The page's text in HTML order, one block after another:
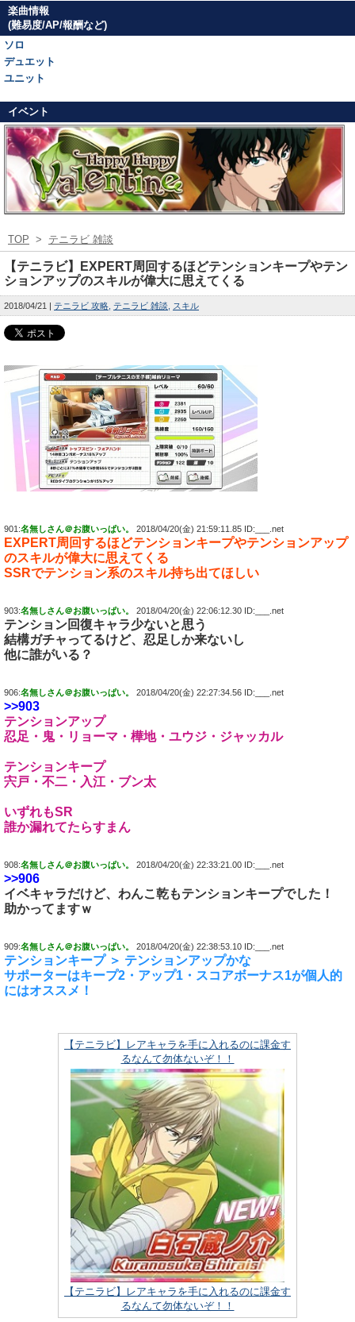
楽曲情報
(難易度/AP/報酬など)
ソロ
デュエット
ユニット
イベント
TOP > テニラビ 雑談
【テニラビ】EXPERT周回するほどテンションキープやテン
ションアップのスキルが偉大に思えてくる
2018/04/21 テニラビ 攻略 テニラビ 雑談 スキル
901:名無しさん＠お腹いっぱい。 2018/04/20(金) 21:59:11.85 ID:___.net
EXPERT周回するほどテンションキープやテンションアップ
のスキルが偉大に思えてくる
SSRでテンション系のスキル持ち出てほしい
903:名無しさん＠お腹いっぱい。 2018/04/20(金) 22:06:12.30 ID:___.net
テンション回復キャラ少ないと思う
結構ガチャってるけど、忍足しか来ないし
他に誰がいる？
906:名無しさん＠お腹いっぱい。 2018/04/20(金) 22:27:34.56 ID:___.net
>>903
テンションアップ
忍足・鬼・リョーマ・樺地・ユウジ・ジャッカル
テンションキープ
宍戸・不二・入江・ブン太
いずれもSR
誰か漏れてたらすまん
908:名無しさん＠お腹いっぱい。 2018/04/20(金) 22:33:21.00 ID:___.net
>>906
イベキャラだけど、わんこ乾もテンションキープでした！
助かってますｗ
909:名無しさん＠お腹いっぱい。 2018/04/20(金) 22:38:53.10 ID:___.net
テンションキープ ＞ テンションアップかな
サポーターはキープ2・アップ1・スコアボーナス1が個人的
にはオススメ！
【テニラビ】レアキャラを手に入れるのに課金す
るなんて勿体ないぞ！！
【テニラビ】レアキャラを手に入れるのに課金す
るなんて勿体ないぞ！！